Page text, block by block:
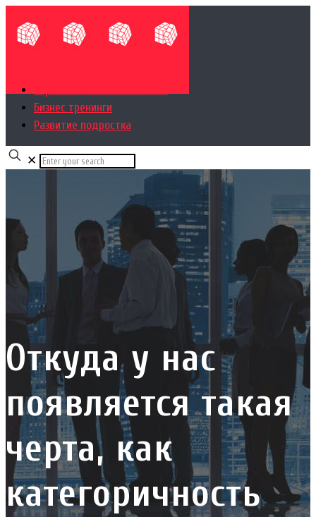
Бизнес тренинги
Развитие подростка
✕
Откуда у нас
появляется такая
черта, как
категоричность